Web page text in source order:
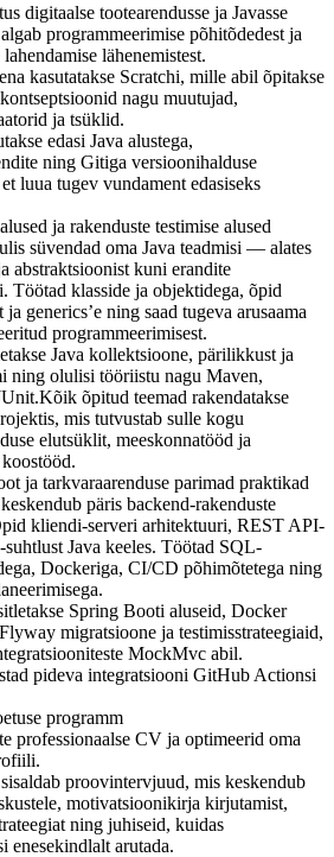
digitaalse tootearendusse ja Javasse
programmeerimise põhitõdedest ja
lähenemistest.
kasutatakse Scratchi, mille abil õpitakse
nagu muutujad,
ja tsüklid.
edasi Java alustega,
ning Gitiga versioonihalduse
luua tugev vundament edasiseks
ja rakenduste testimise alused
süvendad oma Java teadmisi — alates
abstraktsioonist kuni erandite
Töötad klasside ja objektidega, õpid
ja generics’e ning saad tugeva arusaama
programmeerimisest.
Java kollektsioone, pärilikkust ja
ning olulisi tööriistu nagu Maven,
õpitud teemad rakendatakse
mis tutvustab sulle kogu
elutsüklit, meeskonnatööd ja
ja tarkvaraarenduse parimad praktikad
päris backend-rakenduste
kliendi-serveri arhitektuuri, REST API-
Java keeles. Töötad SQL-
Dockeriga, CI/CD põhimõtetega ning
Spring Booti aluseid, Docker
migratsioone ja testimisstrateegiaid,
MockMvc abil.
pideva integratsiooni GitHub Actionsi
programm
professionaalse CV ja optimeerid oma
proovintervjuud, mis keskendub
motivatsioonikirja kirjutamist,
ning juhiseid, kuidas
enesekindlalt arutada.